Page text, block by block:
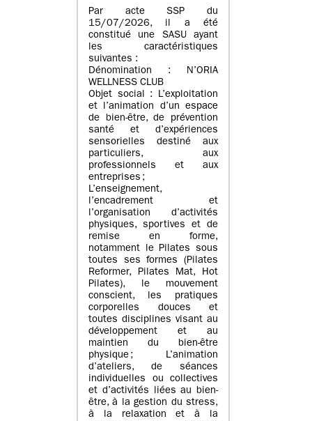
Par acte SSP du
15/07/2026, il a été
constitué une SASU ayant
les caractéristiques
suivantes :
Dénomination : N’ORIA
WELLNESS CLUB
Objet social : L’exploitation
et l’animation d’un espace
de bien-être, de prévention
santé et d’expériences
sensorielles destiné aux
particuliers, aux
professionnels et aux
entreprises ;
L’enseignement,
l’encadrement et
l’organisation d’activités
physiques, sportives et de
remise en forme,
notamment le Pilates sous
toutes ses formes (Pilates
Reformer, Pilates Mat, Hot
Pilates), le mouvement
conscient, les pratiques
corporelles douces et
toutes disciplines visant au
développement et au
maintien du bien-être
physique ; L’animation
d’ateliers, de séances
individuelles ou collectives
et d’activités liées au bien-
être, à la gestion du stress,
à la relaxation et à la